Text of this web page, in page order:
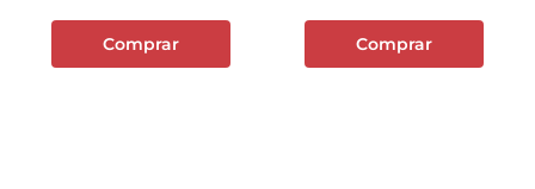
Comprar Comprar